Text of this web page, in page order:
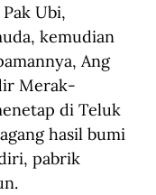
Ubi,
kemudian
Ang
Merak-
di Teluk
hasil bumi
pabrik